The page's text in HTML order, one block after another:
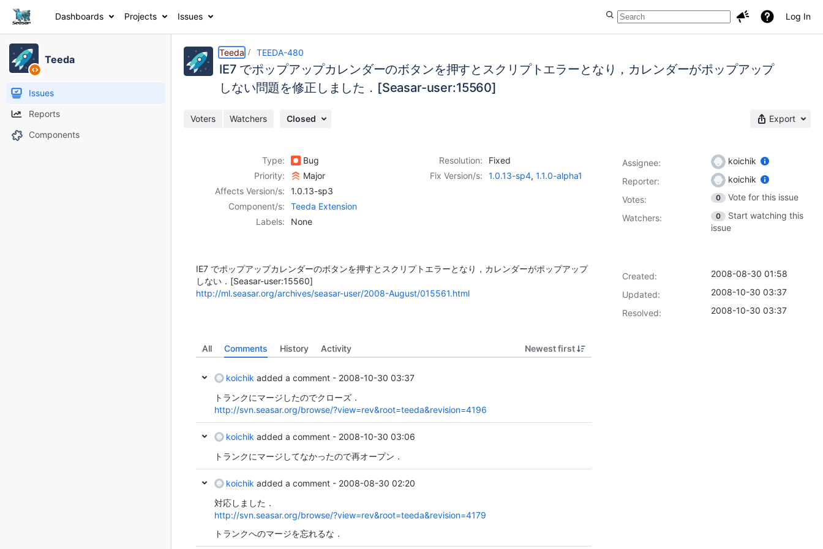
Dashboards Projects Issues Log In
Teeda
Issues
Reports
Components
Teeda TEEDA-480
IE7 でポップアップカレンダーのボタンを押すとスクリプトエラーとなり，カレンダーがポップアップ
しない問題を修正しました．[Seasar-user:15560]
Voters Watchers Closed Export
Type: Bug Resolution:
Fixed
Priority:
Major Fix Version/s: 1.0.13-sp4, 1.1.0-alpha1
Affects Version/s:
1.0.13-sp3
Component/s:
Teeda Extension
Labels:
None
IE7 でポップアップカレンダーのボタンを押すとスクリプトエラーとなり，カレンダーがポップアップ
しない． [Seasar-user:15560]
http://ml.seasar.org/archives/seasar-user/2008-August/015561.html
All Comments History Activity Newest first
koichik added a comment - 2008-10-30 03:37
トランクにマージしたのでクローズ．
http://svn.seasar.org/browse/?view=rev&root=teeda&revision=4196
koichik added a comment - 2008-10-30 03:06
トランクにマージしてなかったので再オープン．
koichik added a comment - 2008-08-30 02:20
対応しました．
http://svn.seasar.org/browse/?view=rev&root=teeda&revision=4179
トランクへのマージを忘れるな．
Assignee:
koichik
Reporter:
koichik
Votes: 0
Vote for this issue
Watchers:
0
Start watching this
issue
Created:
2008-08-30 01:58
Updated:
2008-10-30 03:37
Resolved:
2008-10-30 03:37